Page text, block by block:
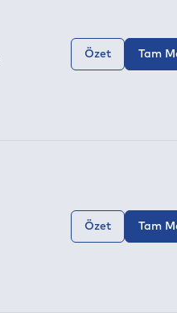
Özet Tam
Özet Tam